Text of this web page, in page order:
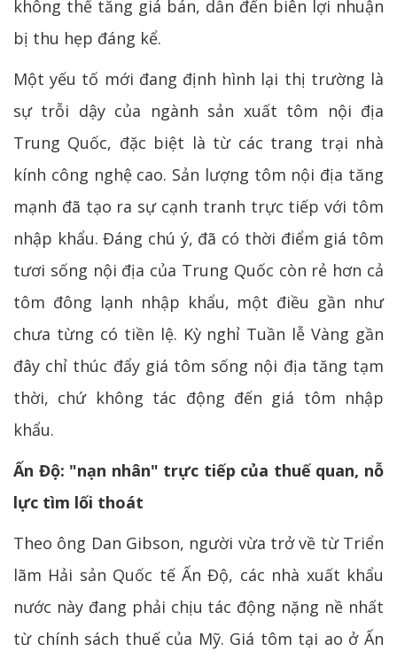
không thể tăng giá bán, dẫn đến biên lợi nhuận
bị thu hẹp đáng kể.
Một yếu tố mới đang định hình lại thị trường là
sự trỗi dậy của ngành sản xuất tôm nội địa
Trung Quốc, đặc biệt là từ các trang trại nhà
kính công nghệ cao. Sản lượng tôm nội địa tăng
mạnh đã tạo ra sự cạnh tranh trực tiếp với tôm
nhập khẩu. Đáng chú ý, đã có thời điểm giá tôm
tươi sống nội địa của Trung Quốc còn rẻ hơn cả
tôm đông lạnh nhập khẩu, một điều gần như
chưa từng có tiền lệ. Kỳ nghỉ Tuần lễ Vàng gần
đây chỉ thúc đẩy giá tôm sống nội địa tăng tạm
thời, chứ không tác động đến giá tôm nhập
khẩu.
Ấn Độ: "nạn nhân" trực tiếp của thuế quan, nỗ
lực tìm lối thoát
Theo ông Dan Gibson, người vừa trở về từ Triển
lãm Hải sản Quốc tế Ấn Độ, các nhà xuất khẩu
nước này đang phải chịu tác động nặng nề nhất
từ chính sách thuế của Mỹ. Giá tôm tại ao ở Ấn